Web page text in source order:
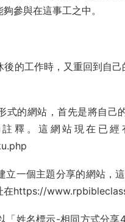
參與在這事工之中。
的工作時，又重回到自
式的網站，首先是將自己
釋。這網站現在已
一個主題分享的網站，
在https://
姓名標示-相同方式分享